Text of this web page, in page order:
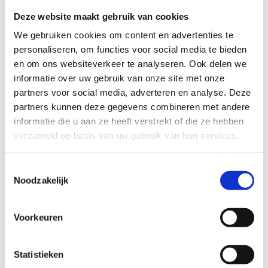
Deze website maakt gebruik van cookies
We gebruiken cookies om content en advertenties te
personaliseren, om functies voor social media te bieden
en om ons websiteverkeer te analyseren. Ook delen we
informatie over uw gebruik van onze site met onze
partners voor social media, adverteren en analyse. Deze
partners kunnen deze gegevens combineren met andere
informatie die u aan ze heeft verstrekt of die ze hebben
verzameld op basis van uw gebruik van hun services.
Noodzakelijk
Voorkeuren
Statistieken
gegevens gedeeld met partners die de schade beoordelen of
Fraude- en risicobeheersing
Verzekeraars en volmachtorganisaties in Nederland delen
gegevens met elkaar in het Centraal informatiesysteem
(CIS) om risico’s beheersbaar te maken en fraude tegengaan.
Dat gebeurt door Stichting CIS.
Van Rems & Portier Ass.BV kan als tussenpersoon niet de
gegevens in CIS raadplegen en/of vast (laten) leggen.
Zie voor meer informatie www.stichtingcis.nl. Hier vind je
ook het privacyreglement van Stichting CIS. Het CIS is te
Haag, p/a Postbus 124, 3700 AC te Zeist.
Wij bewaren je gegevens zolang wij die nodig hebben: om de